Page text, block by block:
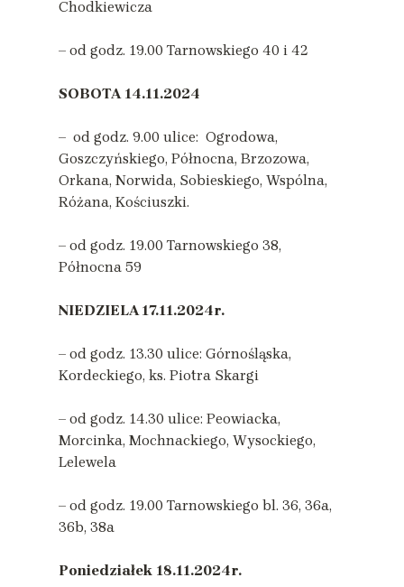
Chodkiewicza
– od godz. 19.00 Tarnowskiego 40 i 42
SOBOTA 14.11.2024
– od godz. 9.00 ulice: Ogrodowa,
Goszczyńskiego, Północna, Brzozowa,
Orkana, Norwida, Sobieskiego, Wspólna,
Różana, Kościuszki.
– od godz. 19.00 Tarnowskiego 38,
Północna 59
NIEDZIELA 17.11.2024r.
– od godz. 13.30 ulice: Górnośląska,
Kordeckiego, ks. Piotra Skargi
– od godz. 14.30 ulice: Peowiacka,
Morcinka, Mochnackiego, Wysockiego,
Lelewela
– od godz. 19.00 Tarnowskiego bl. 36, 36a,
36b, 38a
Poniedziałek 18.11.2024r.